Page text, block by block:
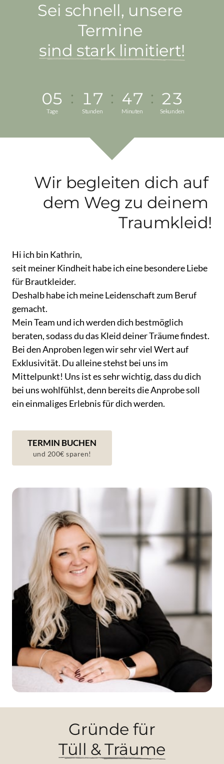
Sei schnell, u
Termine
sind stark limitiert!
05
Tage
17
Stunden
47
Minuten
21
Sekunden
Wir begleiten dich auf
dem Weg zu deinem
Traumkleid!
Hi ich bin Kathrin,
seit meiner Kindheit habe ich eine besondere
für Brautkleider.
Deshalb habe ich meine Leidenschaft zum
gemacht.
Mein Team und ich werden dich
beraten, sodass du das Kleid deiner Träume findest.
Bei den Anproben legen wir sehr viel Wert
Exklusivität. Du alleine stehst bei uns
Mittelpunkt! Uns ist es sehr wichtig, dass du
bei uns wohlfühlst, denn bereits die Anprobe
ein einmaliges Erlebnis für dich werden.
TERMIN BUCHEN
und 200€ sparen!
Gründe für
Tüll & Träume